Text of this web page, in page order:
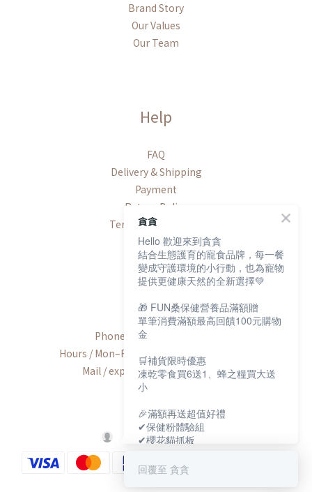
Brand Story
Our Values
Our Team
Help
FAQ
Delivery & Shipping
Payment
Return Policy
Terms & Conditions
Contact
Phone / +886-2-2600-8552
Hours / Mon–Fri, 9:00 AM–6:00 PM (UTC+8)
Mail / export@munchee.com.tw
貪貪
Hello 歡迎來到貪貪
結合生態護育的寵食品牌，每一餐
變成守護環境的小行動，也為寵物
提供更健康天然的全新選擇💚
🎁 FUN桑保健營養品滿額贈
單筆消費滿額最高回饋100元購物
金
🛒補貨限時優惠
凍乾零食買6送1、蜂之糧買大送
小
🎉滿額再送超值好禮
✔保健粉體驗組
✔櫻花貓抓板
回覆至 貪貪